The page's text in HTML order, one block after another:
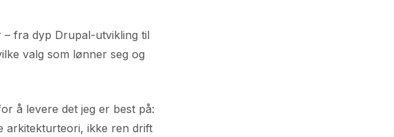
fra dyp Drupal-utvikling til
valg som lønner seg og
å levere det jeg er best på:
arkitekturteori, ikke ren drift